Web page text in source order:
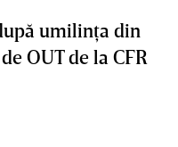
umilinţa din
OUT de la CFR